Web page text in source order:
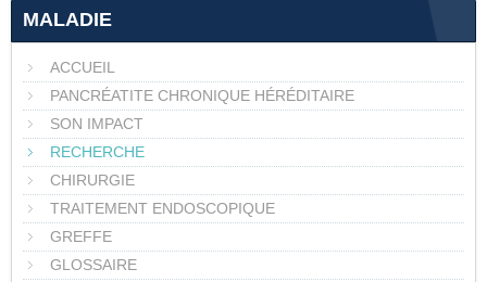
MALADIE
ACCUEIL
PANCRÉATITE CHRONIQUE HÉRÉDITAIRE
SON IMPACT
RECHERCHE
CHIRURGIE
TRAITEMENT ENDOSCOPIQUE
GREFFE
GLOSSAIRE